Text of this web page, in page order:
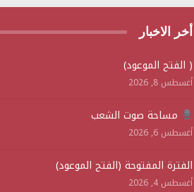
أخر الاخبار
( الفتح الموعود)
أغسطس 8, 2026
مساحة صوت الشعب
أغسطس 6, 2026
الفترة المفتوحة (الفتح الموعود)
أغسطس 4, 2026